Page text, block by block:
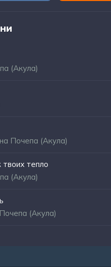
(Акула)
Почепа (Акула)
тепло
(Акула)
(Акула)